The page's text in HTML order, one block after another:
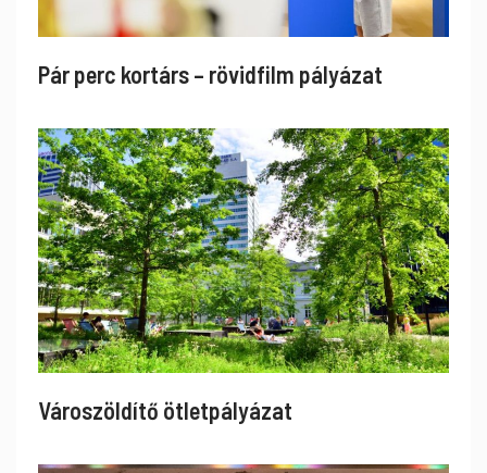
Pár perc kortárs – rövidfilm pályázat
Városzöldítő ötletpályázat